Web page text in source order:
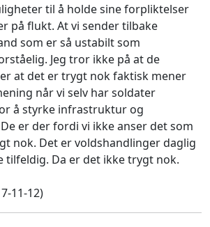
til å holde sine forpliktelser
på flukt. At vi sender tilbake
som er så ustabilt som
Jeg tror ikke på at de
at det er trygt nok faktisk mener
når vi selv har soldater
å styrke infrastruktur og
er der fordi vi ikke anser det som
nok. Det er voldshandlinger daglig
tilfeldig. Da er det ikke trygt nok.
11-12)